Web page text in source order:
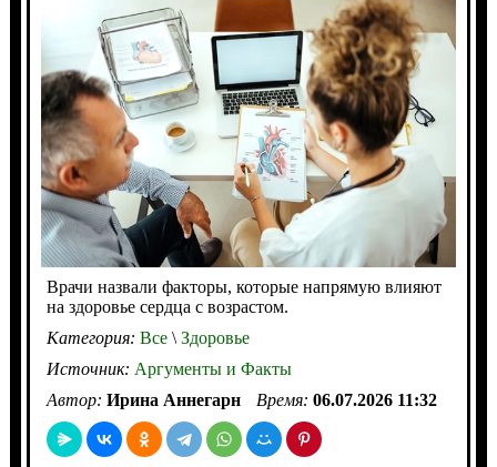
Врачи назвали факторы, которые напрямую влияют
на здоровье сердца с возрастом.
Категория: Все\Здоровье
Источник: Аргументы и Факты
Автор: Ирина Аннегарн Время: 06.07.2026 11:32